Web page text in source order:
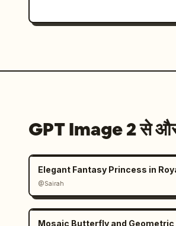
बेहतरीन पठनीयता वाले
शेडिंग
सरलीकृत रेट्रो-गेम शेडिंग का
सपाट रंग क्षेत्र।
प्रति सतह एक से दो शेडिंग टोन।
GPT Image 2 से
Elegant Fantasy Princess in
@Sairah
Mosaic Butterfly and